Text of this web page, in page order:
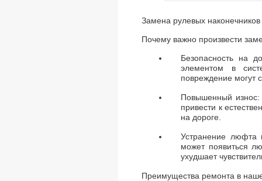
Замена рулевых
Почему важно произвести
Безопасность на
элементом в
повреждение могут
Повышенный износ:
привести к
на дороге.
Устранение люфта
может появиться
ухудшает
Преимущества ремонта в